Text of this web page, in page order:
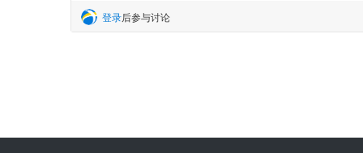
登录后参与讨论